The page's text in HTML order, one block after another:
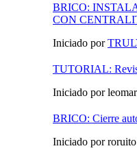
BRICO:
CON
Iniciado por
TUTORIAL:
Iniciado por
BRICO: Cierre
Iniciado por roruito